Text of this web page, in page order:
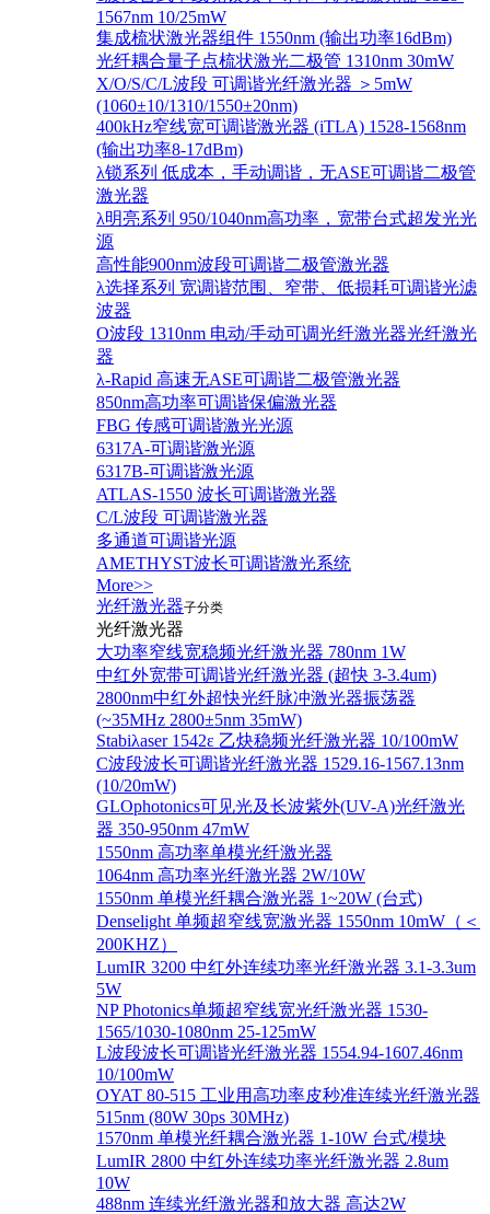
1567nm 10/25mW
集成梳状激光器组件 1550nm (输出功率16dBm)
光纤耦合量子点梳状激光二极管 1310nm 30mW
X/O/S/C/L波段 可调谐光纤激光器 ＞5mW
(1060±10/1310/1550±20nm)
400kHz窄线宽可调谐激光器 (iTLA) 1528-1568nm
(输出功率8-17dBm)
λ锁系列 低成本，手动调谐，无ASE可调谐二极管
激光器
λ明亮系列 950/1040nm高功率，宽带台式超发光光
源
高性能900nm波段可调谐二极管激光器
λ选择系列 宽调谐范围、窄带、低损耗可调谐光滤
波器
O波段 1310nm 电动/手动可调光纤激光器光纤激光
器
λ-Rapid 高速无ASE可调谐二极管激光器
850nm高功率可调谐保偏激光器
FBG 传感可调谐激光光源
6317A-可调谐激光源
6317B-可调谐激光源
ATLAS-1550 波长可调谐激光器
C/L波段 可调谐激光器
多通道可调谐光源
AMETHYST波长可调谐激光系统
More>>
光纤激光器子分类
光纤激光器
大功率窄线宽稳频光纤激光器 780nm 1W
中红外宽带可调谐光纤激光器 (超快 3-3.4um)
2800nm中红外超快光纤脉冲激光器振荡器
(~35MHz 2800±5nm 35mW)
Stabiλaser 1542ε 乙炔稳频光纤激光器 10/100mW
C波段波长可调谐光纤激光器 1529.16-1567.13nm
(10/20mW)
GLOphotonics可见光及长波紫外(UV-A)光纤激光
器 350-950nm 47mW
1550nm 高功率单模光纤激光器
1064nm 高功率光纤激光器 2W/10W
1550nm 单模光纤耦合激光器 1~20W (台式)
Denselight 单频超窄线宽激光器 1550nm 10mW（＜
200KHZ）
LumIR 3200 中红外连续功率光纤激光器 3.1-3.3um
5W
NP Photonics单频超窄线宽光纤激光器 1530-
1565/1030-1080nm 25-125mW
L波段波长可调谐光纤激光器 1554.94-1607.46nm
10/100mW
OYAT 80-515 工业用高功率皮秒准连续光纤激光器
515nm (80W 30ps 30MHz)
1570nm 单模光纤耦合激光器 1-10W 台式/模块
LumIR 2800 中红外连续功率光纤激光器 2.8um
10W
488nm 连续光纤激光器和放大器 高达2W